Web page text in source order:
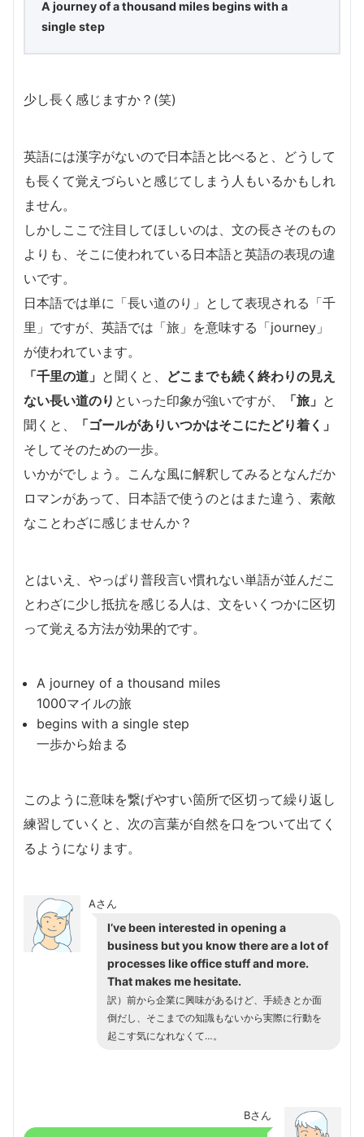
A journey of a thousand miles begins with a
single step
少し長く感じますか？(笑)
英語には漢字がないので日本語と比べると、どうして
も長くて覚えづらいと感じてしまう人もいるかもしれ
ません。
しかしここで注目してほしいのは、文の長さそのもの
よりも、そこに使われている日本語と英語の表現の違
いです。
日本語では単に「長い道のり」として表現される「千
里」ですが、英語では「旅」を意味する「journey」
が使われています。
「千里の道」 と聞くと、 どこまでも続く終わりの見え
ない長い道のり といった印象が強いですが、 「旅」 と
聞くと、
「ゴールがありいつかはそこにたどり着く」
そしてそのための一歩。
いかがでしょう。こんな風に解釈してみるとなんだか
ロマンがあって、日本語で使うのとはまた違う、素敵
なことわざに感じませんか？
とはいえ、やっぱり普段言い慣れない単語が並んだこ
とわざに少し抵抗を感じる人は、文をいくつかに区切
って覚える方法が効果的です。
A journey of a thousand miles
1000マイルの旅
begins with a single step
一歩から始まる
このように意味を繋げやすい箇所で区切って繰り返し
練習していくと、次の言葉が自然を口をついて出てく
るようになります。
Aさん
I’ve been interested in opening a
business but you know there are a lot of
processes like office stuff and more.
That makes me hesitate.
訳）前から企業に興味があるけど、手続きとか面
倒だし、そこまでの知識もないから実際に行動を
起こす気になれなくて…。
Bさん